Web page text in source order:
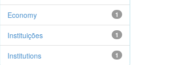
1
Economy
1
Instituições
1
Institutions